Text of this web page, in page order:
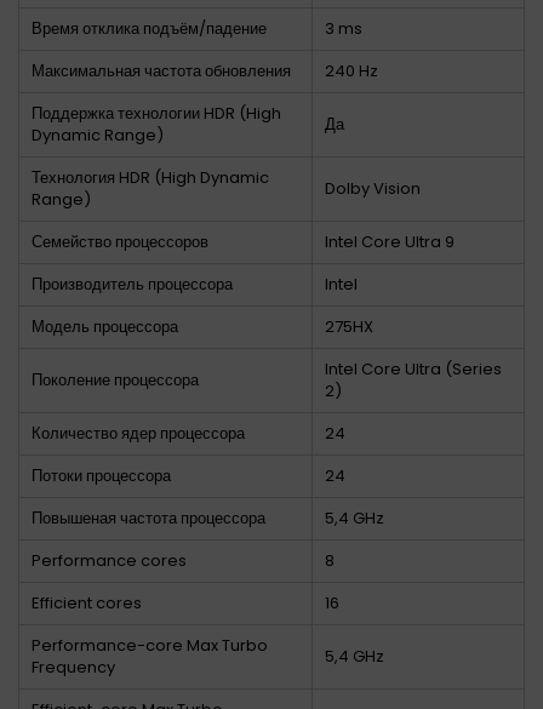
Время отклика подъём/падение
3 ms
Максимальная частота обновления
240 Hz
Поддержка технологии HDR (High
Dynamic Range)
Да
Технология HDR (High Dynamic
Range)
Dolby Vision
Семейство процессоров
Intel Core Ultra 9
Производитель процессора
Intel
Модель процессора
275HX
Поколение процессора
Intel Core Ultra (Series
2)
Количество ядер процессора
24
Потоки процессора
24
Повышеная частота процессора
5,4 GHz
Performance cores
8
Efficient cores
16
Performance-core Max Turbo
Frequency
5,4 GHz